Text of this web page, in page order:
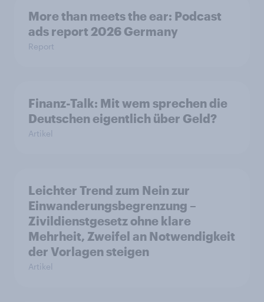
More than meets the ear: Podcast
ads report 2026 Germany
Report
Finanz-Talk: Mit wem sprechen die
Deutschen eigentlich über Geld?
Artikel
Leichter Trend zum Nein zur
Einwanderungsbegrenzung –
Zivildienstgesetz ohne klare
Mehrheit, Zweifel an Notwendigkeit
der Vorlagen steigen
Artikel